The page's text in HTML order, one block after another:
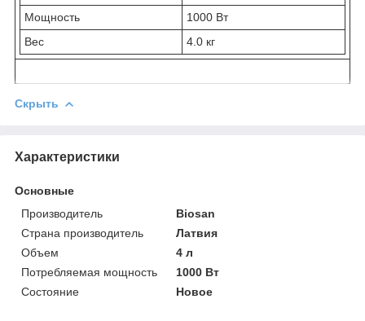
Мощность
1000 Вт
Вес
4.0 кг
Скрыть
Характеристики
Основные
Производитель
Biosan
Страна производитель
Латвия
Объем
4 л
Потребляемая мощность
1000 Вт
Состояние
Новое